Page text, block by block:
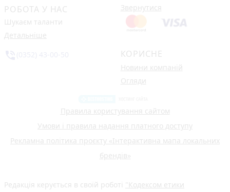
РОБОТА У НАС
Шукаєм таланти
Детальніше
Звернутися
КОРИСНЕ
Новини компаній
Огляди
Правила користування сайтом
Умови і правила надання платного доступу
Рекламна політика проєкту «Інтерактивна мапа локальних
брендів»
Редакція керується в своїй роботі "Кодексом етики